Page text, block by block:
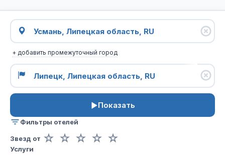
+ добавить промежуточный город
Показать
Фильтры отелей
Звезд от ☆ ☆ ☆ ☆ ☆
Услуги